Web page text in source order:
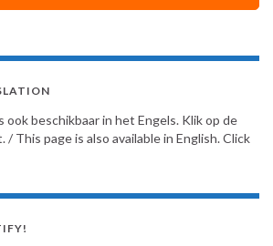
ook beschikbaar in het Engels. Klik op de
/ This page is also available in English. Click